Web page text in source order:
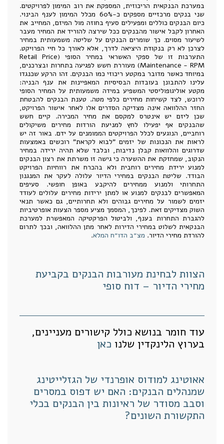
במערכת הבנקאית הריכוזית, המספקת את רוב המימון לפרויקטים.
שני בנקים מרכזיים מספקים כ-60% מכלל המימון לענף הבינוי.
כיום הבנקים כוללים ומפעילים סעיף בחוזה מול המיזם, המחייב את
האחרון לקבל אישור מהבנקים ככל שירצה להוריד את המחיר מעבר
לשיעור מסוים. כך שומרים הבנקים על שליטה משמעותית במחיר
לצרכן לא רק בנקודת היציאה לדרך, אלא לאורך כל חיי הפרויקט.
התערבות זו של ספקי האשראי במחיר הסופי (Retail Price
Maintenance - RPM) מעוררת חשש לפגיעה בתחרות ובצרכנים,
במיוחד כאשר מדובר במקטע ריכוזי כמו הבנקים. זהו הרקע שכנגדו
עלינו להתבונן בעובדות הבסיסיות המאפיינות את ענף הבניה:
מקטע אוליגופוליסטי המשפיע במידה משמעותית על המחיר הסופי
לרוכש, לצד קשיחות מחירים כלפי מטה. טענת הבנקים להבטחת
החזר ההלוואה אינה מצדיקה הסדרים אלו לאחר אישור הפרויקט,
שכן ליזם יש אינטרס למקסם את מחיר המכירה. קיים חשש
שהבנקים אף יפעילו לחץ למניעת הורדות מחירים משיקולים
רוחביים, הנוגעים לכלל הפרויקטים הממומנים על ידם. באור זה יש
לראות את הנכונות של יזמים "לבוא לקראת" רוכשים באמצעות
שדרוגים והלוואות קבלן נדיבות, ובלבד שלא תהיה ירידה במחיר
הנקוב, שמחזקת את ההשערה כי גישה זו משרתת את רצון הבנקים
למנוע ירידת מחירים רוחבית ולא בהכרח את רווחיות הפרויקט
הבודד. שליטת הבנקים במחירי הדיור עלולה לעקר את המנגנון
התחרותי ולמנוע ממחירים להיקבע באופן חופשי. סעיפים
המאפשרים לבנקים למנוע או למתן ירידות מחירים עלולים לעודד
יזמים לשמור על מחירים גבוהים ולא תחרותיים, גם כאשר תנאי
השוק מצדיקים זאת. לפיכך, המסמך מציע מספר הצעות אופרטיביות
להגברת התחרות בענף, ולביטול הפרקטיקה המאפשרת למערכת
הבנקאית לשלוט במחירי הדירות לאחר מתן ההלוואה, ובכך לתרום
להורדת מחירי הדיור. מצ״ב הדו״ח המלא.
הצוות לבחינת מעורבות הבנקים בקביעת
מחירי הדיור – דוח סופי
עוד חומר בנושא כולל קישורים מעניינים,
בערוץ הלינקדין שלנו כאן
אאוטינג למודוס אופרנדי של הגזלייטינג
שמנהלים הבנקים: האם יש דפוס במסרים
וסבב מסודר של ראיונות בין הבנקים בכלי
התקשורת השונים?